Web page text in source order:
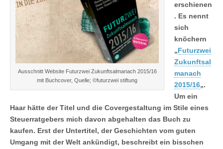
Ausschnitt Website Futurzwei Zukunftsalmanach 2015/16
mit Buchcover, Quelle; ©futurzwei stiftung
erschienen
. Es nennt
sich
knöchern
„Futurzwei
Zukunftsal
manach
2015/16„.
Um ein
Haar hätte der Titel und die Covergestaltung im Stile eines
Steuerratgebers mich davon abgehalten das Buch zu
kaufen. Erst der Untertitel, der Geschichten vom guten
Umgang mit der Welt ankündigt, beschreibt ein bisschen